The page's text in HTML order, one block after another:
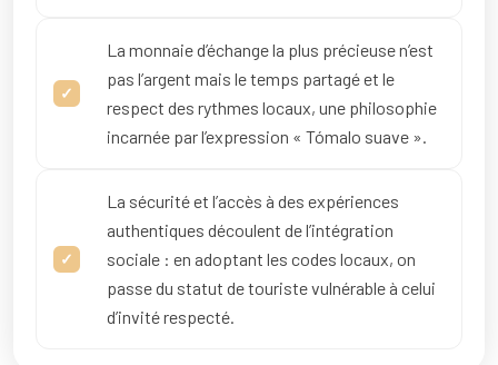
La monnaie d’échange la plus précieuse n’est
pas l’argent mais le temps partagé et le
respect des rythmes locaux, une philosophie
incarnée par l’expression « Tómalo suave ».
La sécurité et l’accès à des expériences
authentiques découlent de l’intégration
sociale : en adoptant les codes locaux, on
passe du statut de touriste vulnérable à celui
d’invité respecté.